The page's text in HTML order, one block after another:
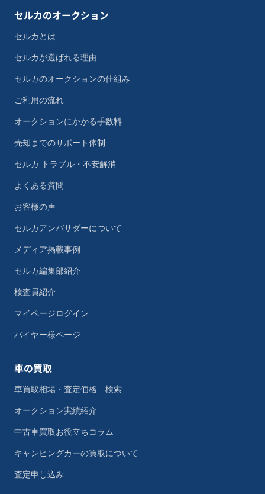
セルカのオークション
セルカとは
セルカが選ばれる理由
セルカのオークションの仕組み
ご利用の流れ
オークションにかかる手数料
売却までのサポート体制
セルカ トラブル・不安解消
よくある質問
お客様の声
セルカアンバサダーについて
メディア掲載事例
セルカ編集部紹介
検査員紹介
マイページログイン
バイヤー様ページ
車の買取
車買取相場・査定価格 検索
オークション実績紹介
中古車買取お役立ちコラム
キャンピングカーの買取について
査定申し込み